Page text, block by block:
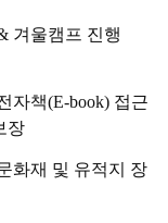
겨울캠프 진행
자책(E-book) 접근
장
화재 및 유적지 장